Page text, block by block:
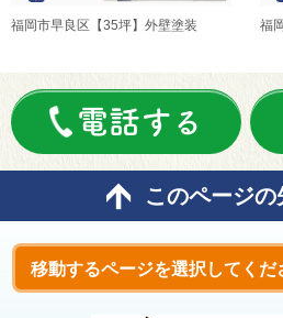
福岡市早良区【35坪】外壁塗装 福
電話する
このページの